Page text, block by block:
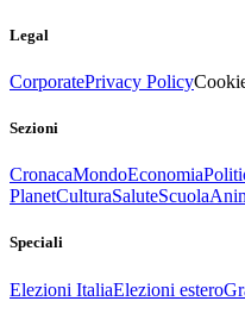
Legal
CorporatePrivacy Policy
Sezioni
CronacaMondoEconomia
PlanetCulturaSaluteScuola
Speciali
Elezioni ItaliaElezioni estero